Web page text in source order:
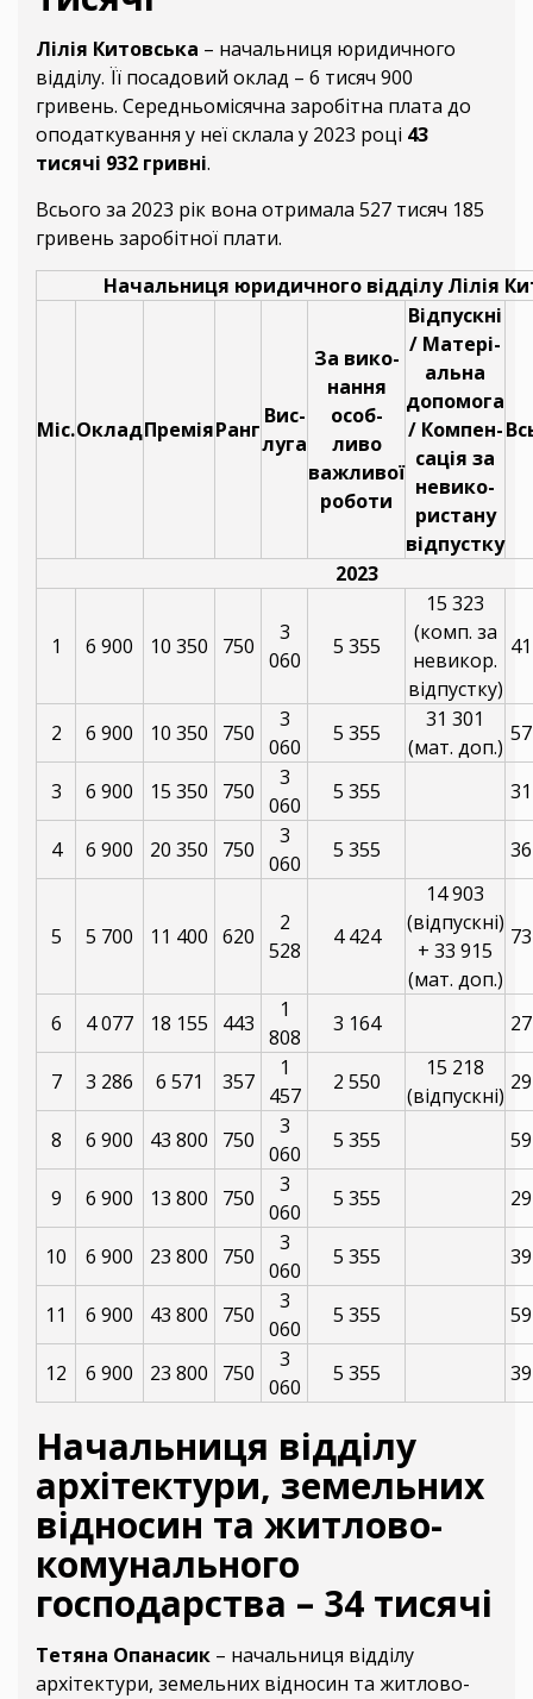
Лілія Китовська – начальниця юридичного
відділу. Її посадовий оклад – 6 тисяч 900
гривень. Середньомісячна заробітна плата до
оподаткування у неї склала у 2023 році 43
тисячі 932 гривні.
Всього за 2023 рік вона отримала 527 тисяч 185
гривень заробітної плати.
Начальниця юридичного відділу Лілія
Міс.ОкладПреміяРанг
Вис-
луга
За вико-
нання
особ-
ливо
важливої
роботи
Відпускні
/ Матері-
альна
допомога
/ Компен-
сація за
невико-
ристану
відпустку
2023
1 6 900 10 350 750
3
060
5 355
15 323
(комп. за
невикор.
відпустку)
2 6 900 10 350 750
3
060
5 355
31 301
(мат. доп.)
3 6 900 15 350 750
3
060
5 355
4 6 900 20 350 750
3
060
5 355
5 5 700 11 400 620
2
528
4 424
14 903
(відпускні)
+ 33 915
(мат. доп.)
6 4 077 18 155 443
1
808
3 164
7 3 286 6 571 357
1
457
2 550
15 218
(відпускні)
8 6 900 43 800 750
3
060
5 355
9 6 900 13 800 750
3
060
5 355
10 6 900 23 800 750
3
060
5 355
11 6 900 43 800 750
3
060
5 355
12 6 900 23 800 750
3
060
5 355
Начальниця відділу
архітектури, земельних
відносин та житлово-
комунального
господарства – 34 тисячі
Тетяна Опанасик – начальниця відділу
архітектури, земельних відносин та житлово-